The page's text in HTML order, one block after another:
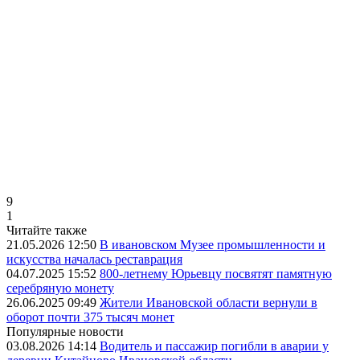
9
1
Читайте также
21.05.2026 12:50 В ивановском Музее промышленности и
искусства началась реставрация
04.07.2025 15:52 800-летнему Юрьевцу посвятят памятную
серебряную монету
26.06.2025 09:49 Жители Ивановской области вернули в
оборот почти 375 тысяч монет
Популярные новости
03.08.2026 14:14 Водитель и пассажир погибли в аварии у